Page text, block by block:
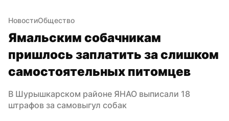
НовостиОбщество
Ямальским собачникам
пришлось заплатить за слишком
самостоятельных питомцев
В Шурышкарском районе ЯНАО выписали 18
штрафов за самовыгул собак